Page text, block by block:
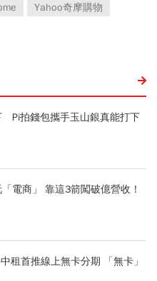
Yahoo奇摩購物
Pi拍錢包攜手玉山銀真能打下
電商」 靠這3箭闖破億營收！
租首推線上無卡分期 「無卡」